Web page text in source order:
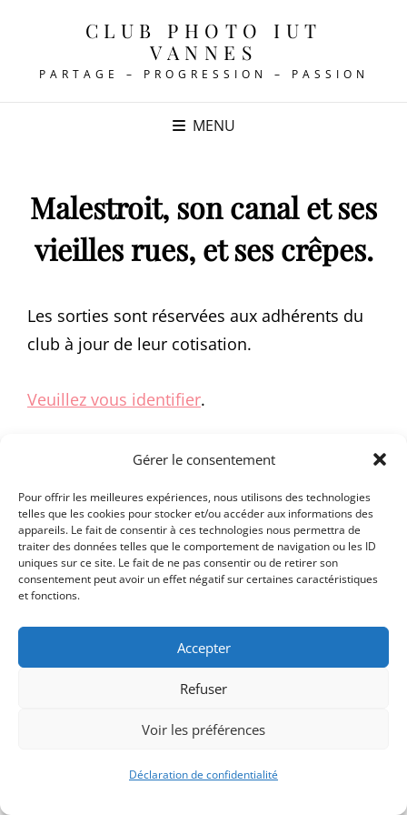
Gérer le consentement
Pour offrir les meilleures expériences, nous utilisons des technologies
telles que les cookies pour stocker et/ou accéder aux informations des
appareils. Le fait de consentir à ces technologies nous permettra de
traiter des données telles que le comportement de navigation ou les ID
uniques sur ce site. Le fait de ne pas consentir ou de retirer son
consentement peut avoir un effet négatif sur certaines caractéristiques
et fonctions.
Accepter
Refuser
Voir les préférences
Déclaration de confidentialité
CLUB PHOTO IUT
VANNES
PARTAGE – PROGRESSION – PASSION
MENU
Malestroit, son canal et ses
vieilles rues, et ses crêpes.
Les sorties sont réservées aux adhérents du
club à jour de leur cotisation.
Veuillez vous identifier.
Signify-Child ByClub Photo IUT Vannes @2025